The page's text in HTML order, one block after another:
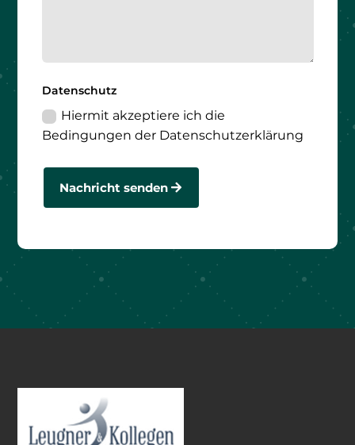
Datenschutz
Hiermit akzeptiere ich die
Bedingungen der Datenschutzerklärung
Nachricht senden